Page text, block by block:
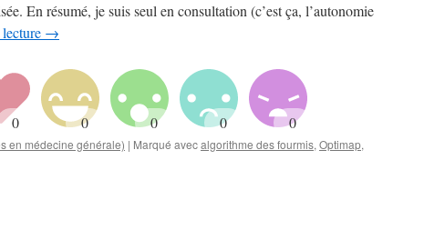
En résumé, je suis seul en consultation (c’est ça, l’autonomie
→
en médecine générale) | Marqué avecalgorithme des fourmis, Optimap,